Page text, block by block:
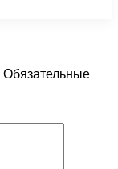
Обязательные